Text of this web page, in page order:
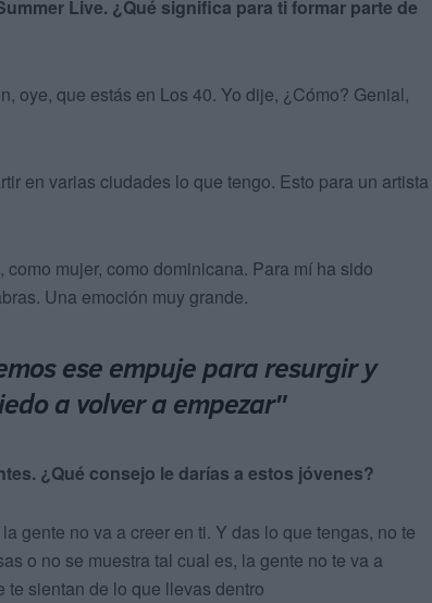
Live. ¿Qué significa para ti formar parte de
oye, que estás en Los 40. Yo dije, ¿Cómo? Genial,
en varias ciudades lo que tengo. Esto para un artista
mujer, como dominicana. Para mí ha sido
Una emoción muy grande.
ese empuje para resurgir y
a volver a empezar"
¿Qué consejo le darías a estos jóvenes?
gente no va a creer en ti. Y das lo que tengas, no te
o no se muestra tal cual es, la gente no te va a
te sientan de lo que llevas dentro